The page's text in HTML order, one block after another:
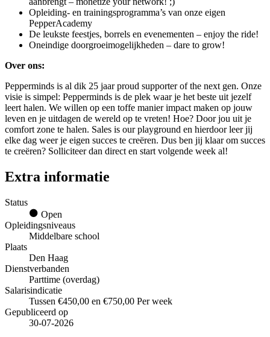
Opleiding- en trainingsprogramma’s van onze eigen
PepperAcademy
De leukste feestjes, borrels en evenementen – enjoy the ride!
Oneindige doorgroeimogelijkheden – dare to grow!
Over ons:
Pepperminds is al dik 25 jaar proud supporter of the next gen. Onze
visie is simpel: Pepperminds is de plek waar je het beste uit jezelf
leert halen. We willen op een toffe manier impact maken op jouw
leven en je uitdagen de wereld op te vreten! Hoe? Door jou uit je
comfort zone te halen. Sales is our playground en hierdoor leer jij
elke dag weer je eigen succes te creëren. Dus ben jij klaar om succes
te creëren? Solliciteer dan direct en start volgende week al!
Extra informatie
Status
Open
Opleidingsniveaus
Middelbare school
Plaats
Den Haag
Dienstverbanden
Parttime (overdag)
Salarisindicatie
Tussen €450,00 en €750,00 Per week
Gepubliceerd op
30-07-2026